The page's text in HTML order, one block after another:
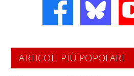
ARTICOLI PIÙ POPOLARI